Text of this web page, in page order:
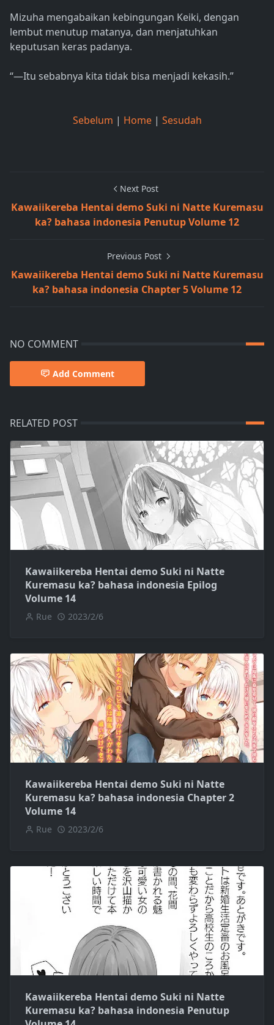
Mizuha mengabaikan kebingungan Keiki, dengan
lembut menutup matanya, dan menjatuhkan
keputusan keras padanya.
“—Itu sebabnya kita tidak bisa menjadi kekasih.”
Sebelum | Home | Sesudah
Next Post
Kawaiikereba Hentai demo Suki ni Natte Kuremasu
ka? bahasa indonesia Penutup Volume 12
Previous Post
Kawaiikereba Hentai demo Suki ni Natte Kuremasu
ka? bahasa indonesia Chapter 5 Volume 12
NO COMMENT
Add Comment
RELATED POST
Kawaiikereba Hentai demo Suki ni Natte
Kuremasu ka? bahasa indonesia Epilog
Volume 14
Rue 2023/2/6
Kawaiikereba Hentai demo Suki ni Natte
Kuremasu ka? bahasa indonesia Chapter 2
Volume 14
Rue 2023/2/6
Kawaiikereba Hentai demo Suki ni Natte
Kuremasu ka? bahasa indonesia Penutup